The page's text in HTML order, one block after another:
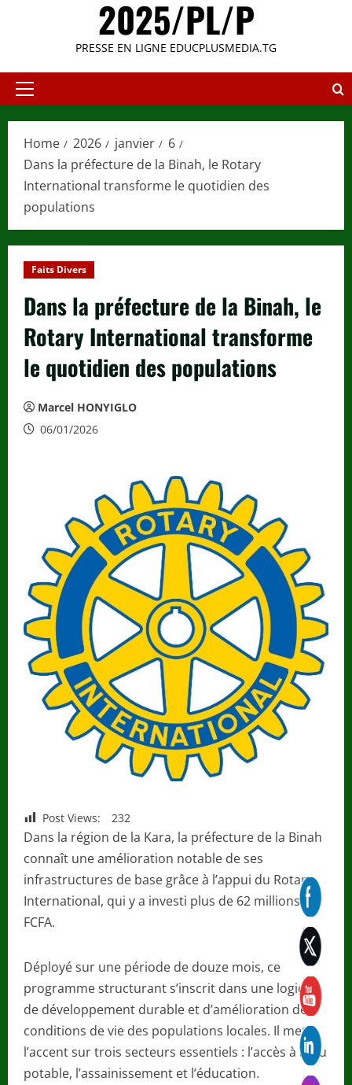
2025/PL/P
PRESSE EN LIGNE EDUCPLUSMEDIA.TG
Primary
Home 2026 janvier
6
Dans la préfecture de la Binah, le Rotary
International transforme le quotidien des
populations
Faits Divers
Dans la préfecture de la Binah, le
Rotary International transforme
le quotidien des populations
Marcel HONYIGLO
06/01/2026
Post Views: 232
Dans la région de la Kara, la préfecture de la Binah
connaît une amélioration notable de ses
infrastructures de base grâce à l’appui du Rotary
International, qui y a investi plus de 62 millions de
FCFA.
Déployé sur une période de douze mois, ce
programme structurant s’inscrit dans une logique
de développement durable et d’amélioration des
conditions de vie des populations locales. Il met
l’accent sur trois secteurs essentiels : l’accès à l’eau
potable, l’assainissement et l’éducation.